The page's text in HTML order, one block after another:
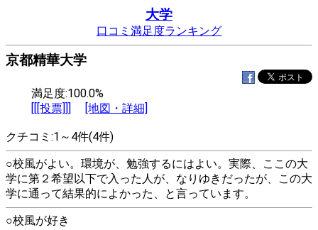
大学
口コミ満足度ランキング
京都精華大学
満足度:100.0%
[[[投票]]]
[地図・詳細]
クチコミ:1～4件(4件)
○校風がよい。環境が、勉強するにはよい。実際、ここの大
学に第２希望以下で入った人が、なりゆきだったが、この大
学に通って結果的によかった、と言っています。
○校風が好き